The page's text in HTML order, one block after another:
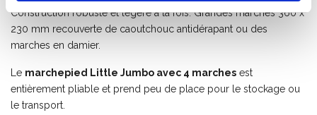
Construction robuste et légère à la fois. Grandes marches 360 x
230 mm recouverte de caoutchouc antidérapant ou des
marches en damier.
Le marchepied Little Jumbo avec 4 marches est
entièrement pliable et prend peu de place pour le stockage ou
le transport.